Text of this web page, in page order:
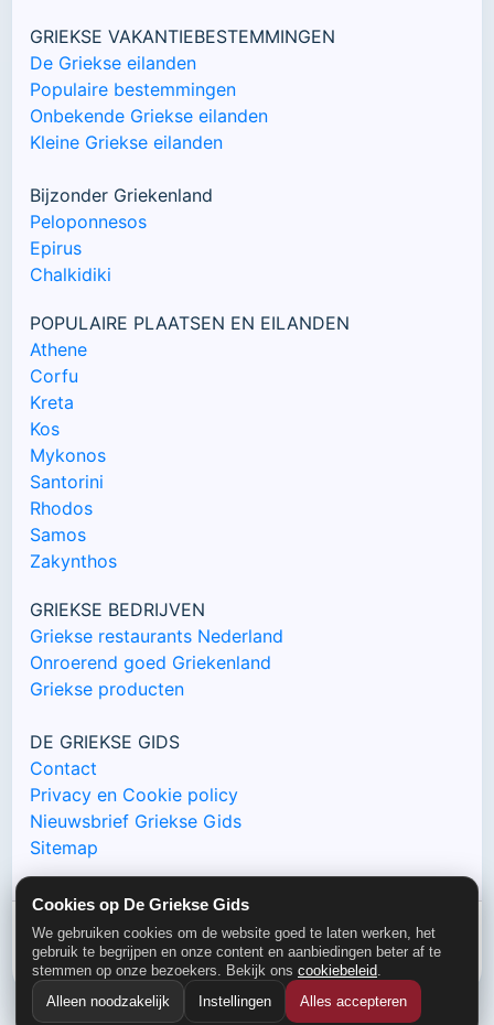
Cookies op De Griekse Gids
We gebruiken cookies om de website goed te laten werken, het
gebruik te begrijpen en onze content en aanbiedingen beter af te
stemmen op onze bezoekers. Bekijk ons cookiebeleid.
Alleen noodzakelijk
Instellingen Alles accepteren
GRIEKSE VAKANTIEBESTEMMINGEN
De Griekse eilanden
Populaire bestemmingen
Onbekende Griekse eilanden
Kleine Griekse eilanden
Bijzonder Griekenland
Peloponnesos
Epirus
Chalkidiki
POPULAIRE PLAATSEN EN EILANDEN
Athene
Corfu
Kreta
Kos
Mykonos
Santorini
Rhodos
Samos
Zakynthos
GRIEKSE BEDRIJVEN
Griekse restaurants Nederland
Onroerend goed Griekenland
Griekse producten
DE GRIEKSE GIDS
Contact
Privacy en Cookie policy
Nieuwsbrief Griekse Gids
Sitemap
© De Griekse Gids 2000-2026